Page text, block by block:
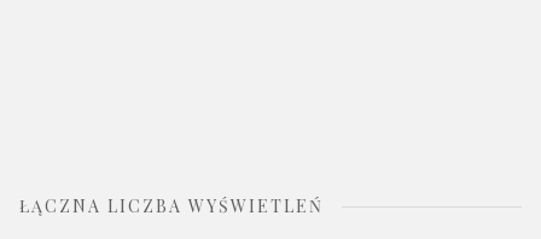
ŁĄCZNA LICZBA WYŚWIETLEŃ